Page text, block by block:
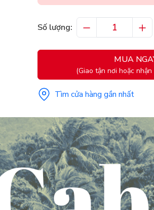
Số lượng:
MUA
(Giao tận nơi hoặc
Tìm cửa hàng gần nhất